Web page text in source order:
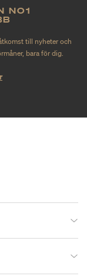
NO1
till nyheter och
bara för dig.